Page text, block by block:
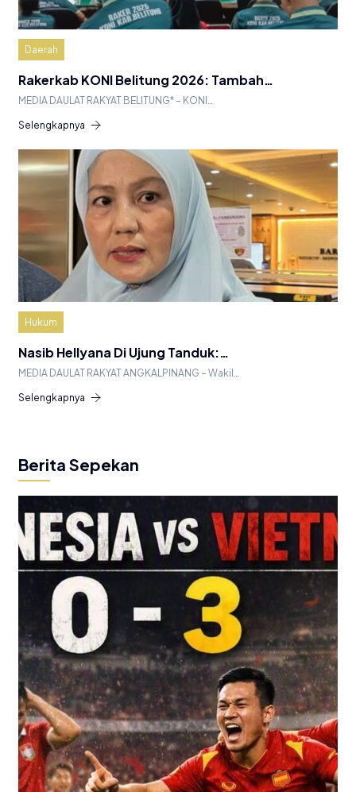
Daerah
Rakerkab KONI Belitung 2026: Tambah…
MEDIA DAULAT RAKYAT BELITUNG* – KONI…
Selengkapnya
Hukum
Nasib Hellyana Di Ujung Tanduk:…
MEDIA DAULAT RAKYAT ANGKALPINANG – Wakil…
Selengkapnya
Berita Sepekan